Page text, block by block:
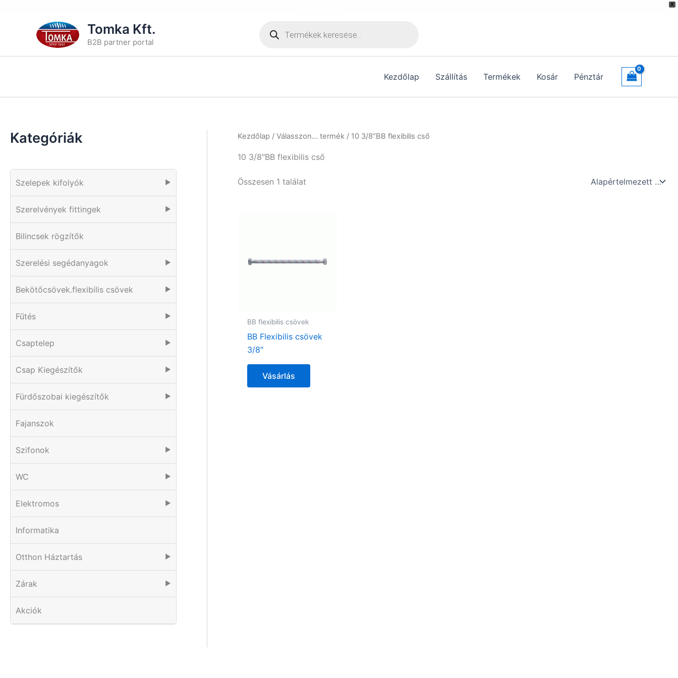
X
Tomka Kft.
B2B partner portal
search
Kezdőlap Szállítás Termékek Kosár Pénztár
Kategóriák
Szelepek kifolyók ▶
Szerelvények fittingek ▶
Bilincsek rögzítők
Szerelési segédanyagok ▶
Bekötőcsövek.flexibilis csövek ▶
Fűtés ▶
Csaptelep ▶
Csap Kiegészítők ▶
Fürdőszobai kiegészítők ▶
Fajanszok
Szifonok ▶
WC ▶
Elektromos ▶
Informatika
Otthon Háztartás ▶
Zárak ▶
Akciók
Kezdőlap / Válasszon... termék / 10 3/8″BB flexibilis cső
10 3/8″BB flexibilis cső
Összesen 1 találat
BB flexibilis csövek
BB Flexibilis csövek
3/8″
Vásárlás